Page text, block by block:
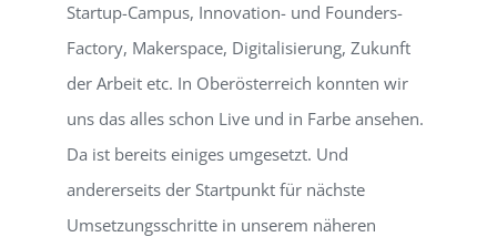
Startup-Campus, Innovation- und Founders-
Factory, Makerspace, Digitalisierung, Zukunft
der Arbeit etc. In Oberösterreich konnten wir
uns das alles schon Live und in Farbe ansehen.
Da ist bereits einiges umgesetzt. Und
andererseits der Startpunkt für nächste
Umsetzungsschritte in unserem näheren